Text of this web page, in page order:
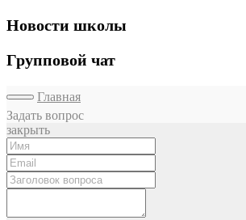
Новости школы
Групповой чат
Главная
Задать вопрос
закрыть